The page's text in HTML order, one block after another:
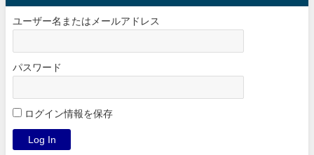
ユーザー名またはメールアドレス
パスワード
ログイン情報を保存